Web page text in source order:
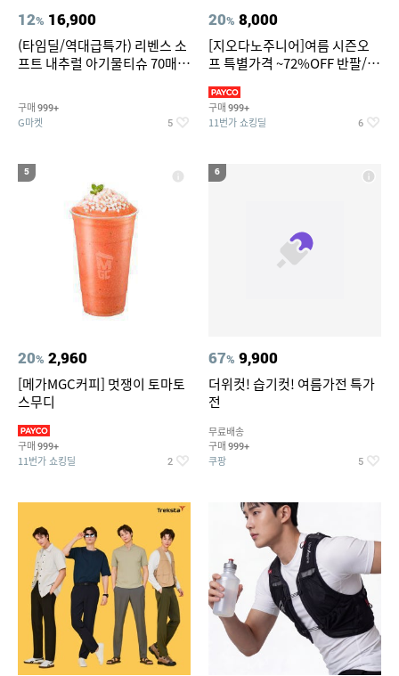
12% 16,900
(타임딜/역대급특가) 리벤스 소
프트 내추럴 아기물티슈 70매
구매 999+
G마켓 5
20% 8,000
[지오다노주니어]여름 시즌오
프 특별가격 ~72%OFF 반팔/반
구매 999+
11번가 쇼킹딜 6
5
20% 2,960
[메가MGC커피] 멋쟁이 토마토
스무디
구매 999+
11번가 쇼킹딜 2
6
67% 9,900
더위컷! 습기컷! 여름가전 특가
전
무료배송
구매 999+
쿠팡 5